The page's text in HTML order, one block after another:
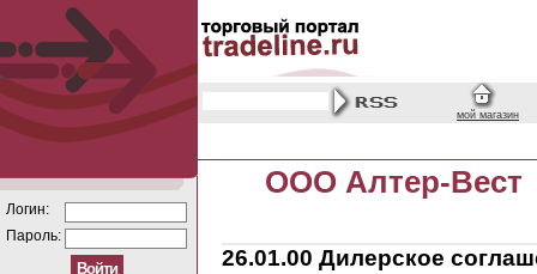
мой магазин
Логин:
Пароль:
ООО Алтер-Вест
26.01.00 Дилерское